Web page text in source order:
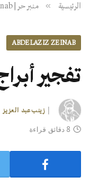
الرئيسية » منبر حر | Tribune libre
ABDELAZIZ ZEINAB
تفجير
| زينب عبد العزيز
8 دقائق قراءة